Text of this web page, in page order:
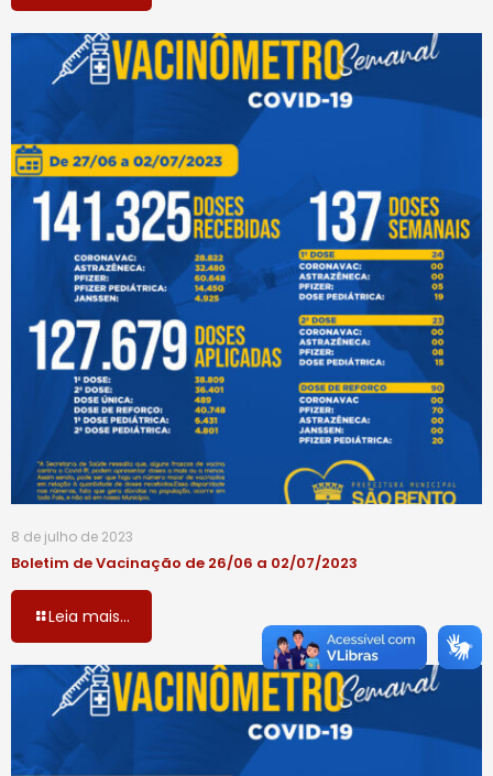
8 de julho de 2023
Boletim de Vacinação de 26/06 a 02/07/2023
Leia mais...